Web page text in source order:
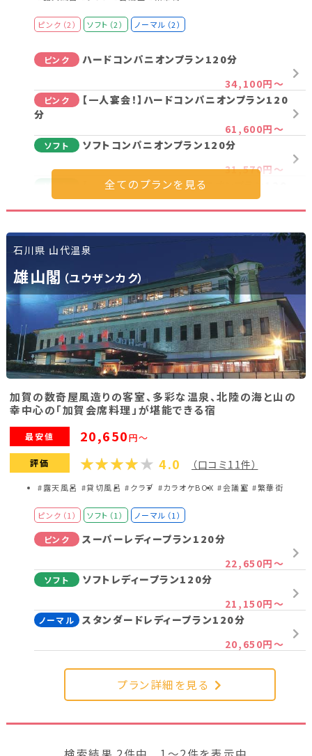
三重県(9)
中部
新潟県(13) 山梨県(19)
長野県(14)
石川県(7)
関西
滋賀県(2) 大阪府(2) 兵庫県(2)
四国
香川県(1) 愛媛県(1)
九州・沖縄
福岡県(2) 熊本県(2)
ピンク（2） ソフト（2） ノーマル（2）
ピンク
ハードコンパニオンプラン120分
34,100円～
ピンク
【一人宴会！】ハードコンパニオンプラン120
分
61,600円～
ソフト
ソフトコンパニオンプラン120分
31,570円～
【一人宴会！】ソフトコンパニオンプラン120
56,100円～
ノーマル
ノーマルコンパニオンプラン120分
30,800円～
ノーマル
【一人宴会！】ノーマルコンパニオンプラン
120分
52,800円～
プラン詳細を見る
石川県 山代温泉
雄山閣 （ユウザンカク）
加賀の数奇屋風造りの客室、多彩な温泉、北陸の海と山の
幸中心の「加賀会席料理」が堪能できる宿
最安値 20,650円～
評価 4.0 （口コミ11件）
#露天風呂 #貸切風呂 #クラブ #カラオケBOX #会議室 #繁華街
ピンク（1） ソフト（1） ノーマル（1）
ピンク
スーパーレディープラン120分
22,650円～
ソフト
ソフトレディープラン120分
21,150円～
ノーマル
スタンダードレディープラン120分
20,650円～
プラン詳細を見る